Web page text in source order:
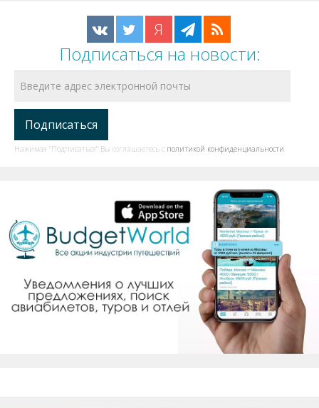
Я
Подписаться на новости:
Нажимая "Подписаться" Вы соглашаетесь с политикой конфиденциальности